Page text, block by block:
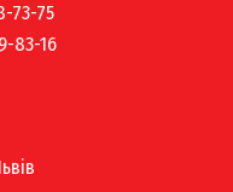
73-75
83-16